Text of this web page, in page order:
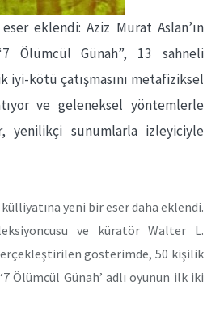
eklendi: Aziz Murat Aslan’ın
Ölümcül Günah”, 13 sahneli
iyi-kötü çatışmasını metafiziksel
ve geleneksel yöntemlerle
yenilikçi sunumlarla izleyiciyle
yeni bir eser daha eklendi.
ve küratör Walter L.
gösterimde, 50 kişilik
Ölümcül Günah’ adlı oyunun ilk iki